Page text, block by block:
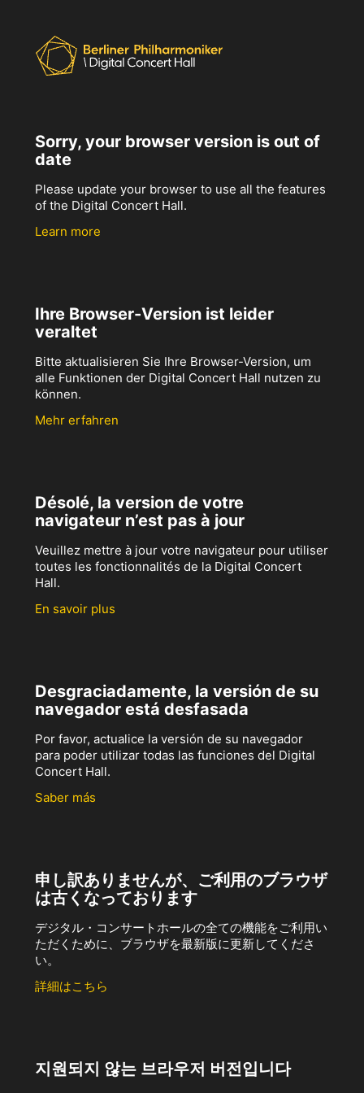
Sorry, your browser version is out of
date
Please update your browser to use all the features
of the Digital Concert Hall.
Learn more
Ihre Browser-Version ist leider
veraltet
Bitte aktualisieren Sie Ihre Browser-Version, um
alle Funktionen der Digital Concert Hall nutzen zu
können.
Mehr erfahren
Désolé, la version de votre
navigateur n’est pas à jour
Veuillez mettre à jour votre navigateur pour utiliser
toutes les fonctionnalités de la Digital Concert
Hall.
En savoir plus
Desgraciadamente, la versión de su
navegador está desfasada
Por favor, actualice la versión de su navegador
para poder utilizar todas las funciones del Digital
Concert Hall.
Saber más
申し訳ありませんが、ご利用のブラウザ
は古くなっております
デジタル・コンサートホールの全ての機能をご利用い
ただくために、ブラウザを最新版に更新してくださ
い。
詳細はこちら
지원되지 않는 브라우저 버전입니다